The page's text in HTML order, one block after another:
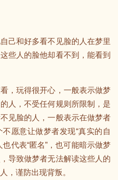
和好多看不见脸的人在梦里
些人的脸他却看不到，能看到
玩得很开心，一般表示做梦
人，不受任何规则所限制，是
见脸的人，一般表示在做梦者
愿意让做梦者发现“真实的自
代表“匿名”，也可能暗示做梦
导致做梦者无法解读这些人的
，谨防出现背叛。